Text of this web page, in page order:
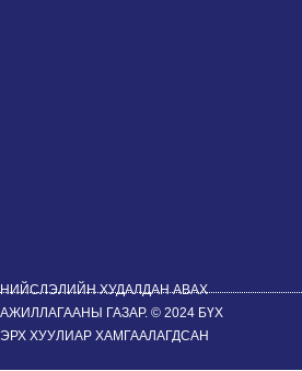
НИЙСЛЭЛИЙН ХУДАЛДАН АВАХ
АЖИЛЛАГААНЫ ГАЗАР. © 2024 БҮХ
ЭРХ ХУУЛИАР ХАМГААЛАГДСАН